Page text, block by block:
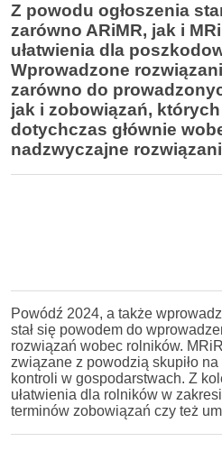
Z powodu ogłoszenia
zarówno ARiMR, jak i
ułatwienia dla
Wprowadzone
zarówno do
jak i zobowiązań,
dotychczas głównie
nadzwyczajne
Powódź 2024, a także
stał się powodem do
rozwiązań wobec rolników.
związane z powodzią skupiło
kontroli w gospodarstwach. Z
ułatwienia dla rolników w
terminów zobowiązań czy też